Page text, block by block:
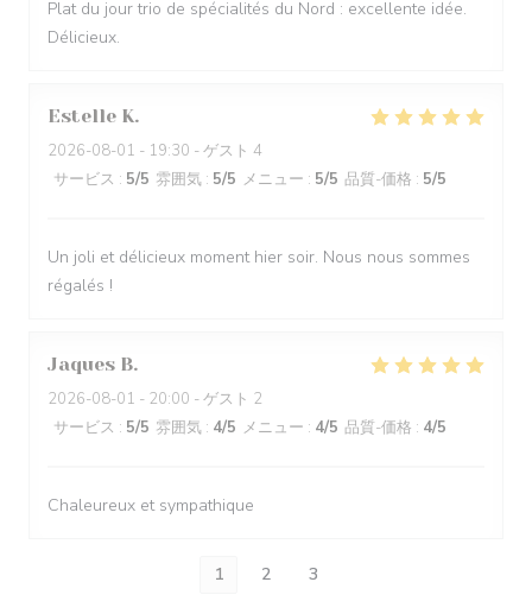
Plat du jour trio de spécialités du Nord : excellente idée.
Délicieux.
Estelle K
2026-08-01 - 19:30 - ゲスト 4
サービス : 5/5 雰囲気 : 5/5 メニュー : 5/5 品質-価格 : 5/5
Un joli et délicieux moment hier soir. Nous nous sommes
régalés !
Jaques B
2026-08-01 - 20:00 - ゲスト 2
サービス : 5/5 雰囲気 : 4/5 メニュー : 4/5 品質-価格 : 4/5
Chaleureux et sympathique
1 2 3